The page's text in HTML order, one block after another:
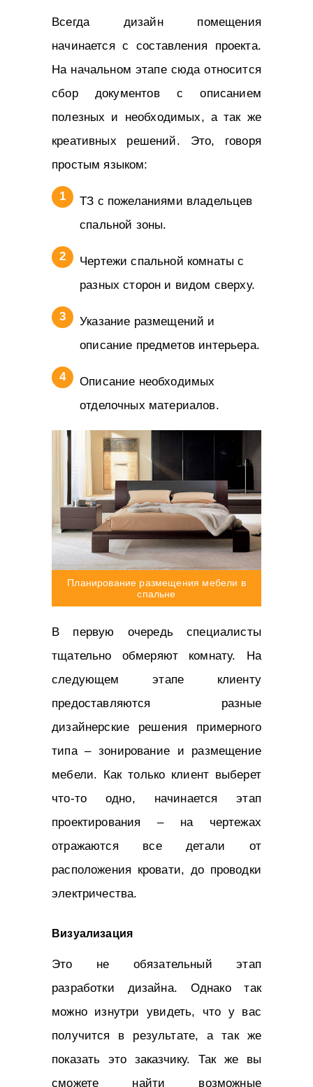
Всегда дизайн помещения
начинается с составления проекта.
На начальном этапе сюда относится
сбор документов с описанием
полезных и необходимых, а так же
креативных решений. Это, говоря
простым языком:
ТЗ с пожеланиями владельцев
спальной зоны.
Чертежи спальной комнаты с
разных сторон и видом сверху.
Указание размещений и
описание предметов интерьера.
Описание необходимых
отделочных материалов.
Планирование размещения мебели в
спальне
В первую очередь специалисты
тщательно обмеряют комнату. На
следующем этапе клиенту
предоставляются разные
дизайнерские решения примерного
типа – зонирование и размещение
мебели. Как только клиент выберет
что-то одно, начинается этап
проектирования – на чертежах
отражаются все детали от
расположения кровати, до проводки
электричества.
Визуализация
Это не обязательный этап
разработки дизайна. Однако так
можно изнутри увидеть, что у вас
получится в результате, а так же
показать это заказчику. Так же вы
сможете найти возможные